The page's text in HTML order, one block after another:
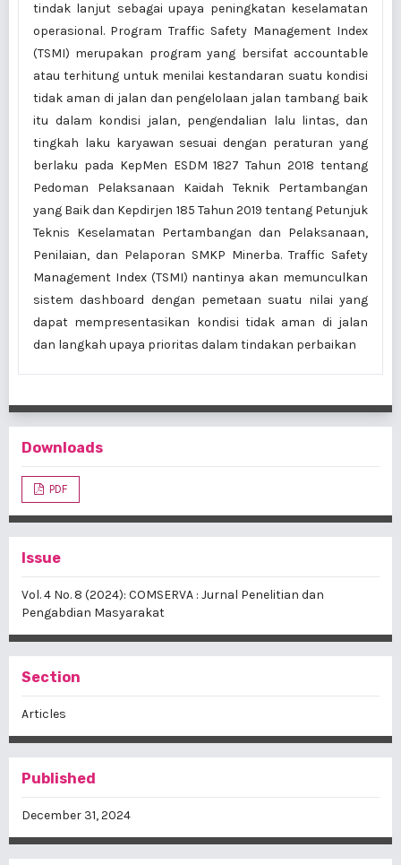
tindak lanjut sebagai upaya peningkatan keselamatan
operasional. Program Traffic Safety Management Index
(TSMI) merupakan program yang bersifat accountable
atau terhitung untuk menilai kestandaran suatu kondisi
tidak aman di jalan dan pengelolaan jalan tambang baik
itu dalam kondisi jalan, pengendalian lalu lintas, dan
tingkah laku karyawan sesuai dengan peraturan yang
berlaku pada KepMen ESDM 1827 Tahun 2018 tentang
Pedoman Pelaksanaan Kaidah Teknik Pertambangan
yang Baik dan Kepdirjen 185 Tahun 2019 tentang Petunjuk
Teknis Keselamatan Pertambangan dan Pelaksanaan,
Penilaian, dan Pelaporan SMKP Minerba. Traffic Safety
Management Index (TSMI) nantinya akan memunculkan
sistem dashboard dengan pemetaan suatu nilai yang
dapat mempresentasikan kondisi tidak aman di jalan
dan langkah upaya prioritas dalam tindakan perbaikan
Downloads
PDF
Issue
Vol. 4 No. 8 (2024): COMSERVA : Jurnal Penelitian dan
Pengabdian Masyarakat
Section
Articles
Published
December 31, 2024